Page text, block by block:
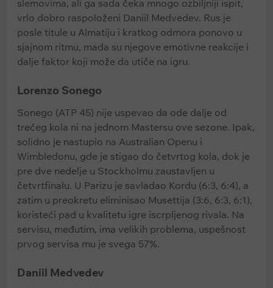
slemovima, ali ga sada čeka mnogo ozbiljniji ispit,
vrlo dobro raspoloženi Daniil Medvedev. Rus je
posle titule u Almatiju i kratkog odmora ponovo u
sjajnom ritmu, mada su njegove emotivne reakcije i
dalje faktor koji može da utiče na igru.
Lorenzo Sonego
Sonego (ATP 45) nije uspevao da ode dalje od
trećeg kola ni na jednom Mastersu ove sezone. Ipak,
solidno je nastupio na Australian Openu i
Wimbledonu, gde je stigao do četvrtog kola, dok je
pre dve nedelje u Stockholmu zaustavljen u
četvrtfinalu. U Parizu je savladao Kordu (6:3, 6:4), a
zatim u preokretu eliminisao Musettija (3:6, 6:3, 6:1),
koristeći pad u kvalitetu igre iscrpljenog rivala. Na
servisu, međutim, ima velikih problema, uspešnost
prvog servisa mu je svega 57%.
Daniil Medvedev